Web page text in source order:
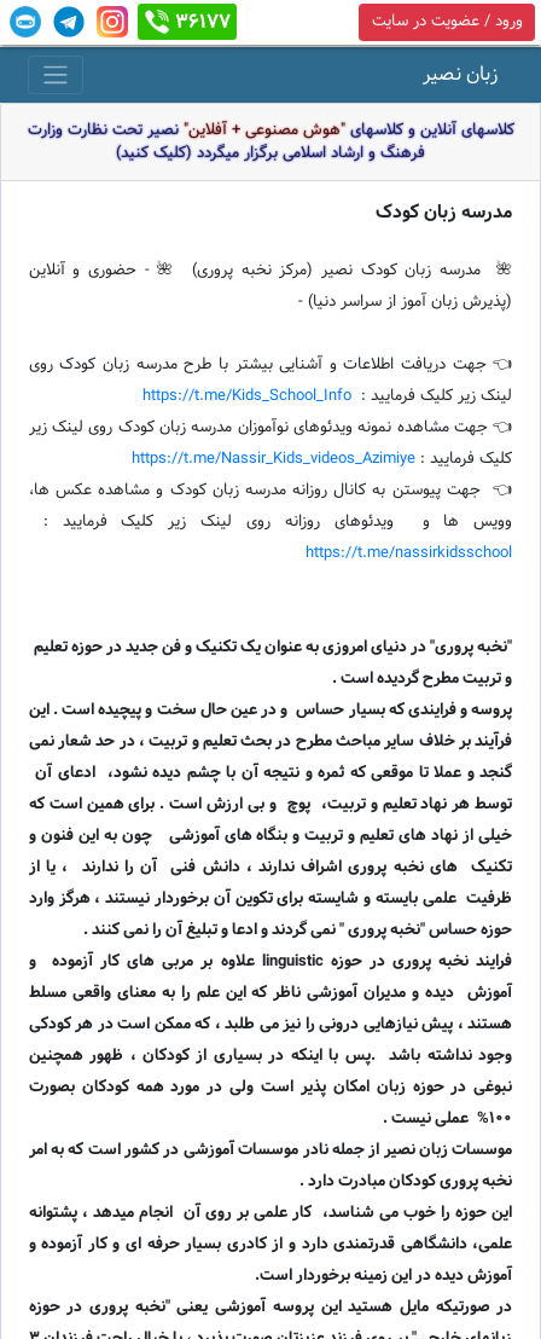
ورود / عضویت در سایت 36177
زبان نصیر
کلاسهای آنلاین و کلاسهای"هوش مصنوعی + آفلاین"نصیر تحت نظارت وزارت
فرهنگ و ارشاد اسلامی برگزار میگردد (کلیک کنید)
مدرسه زبان کودک
🌺 مدرسه زبان کودک نصیر (مرکز نخبه پروری) 🌺 - حضوری و آنلاین
(پذیرش زبان آموز از سراسر دنیا) -
👈 جهت دریافت اطلاعات و آشنایی بیشتر با طرح مدرسه زبان کودک روی
لینک زیر کلیک فرمایید : https://t.me/Kids_School_Info
👈 جهت مشاهده نمونه ویدئوهای نوآموزان مدرسه زبان کودک روی لینک زیر
کلیک فرمایید : https://t.me/Nassir_Kids_videos_Azimiye
👈 جهت پیوستن به کانال روزانه مدرسه زبان کودک و مشاهده عکس ها،
وویس ها و ویدئوهای روزانه روی لینک زیر کلیک فرمایید :
https://t.me/nassirkidsschool
"نخبه پروری" در دنیای امروزی به عنوان یک تکنیک و فن جدید در حوزه تعلیم
و تربیت مطرح گردیده است .
پروسه و فرایندی که بسیار حساس و در عین حال سخت و پیچیده است . این
فرآیند بر خلاف سایر مباحث مطرح در بحث تعلیم و تربیت ، در حد شعار نمی
گنجد و عملا تا موقعی که ثمره و نتیجه آن با چشم دیده نشود، ادعای آن
توسط هر نهاد تعلیم و تربیت، پوچ و بی ارزش است . برای همین است که
خیلی از نهاد های تعلیم و تربیت و بنگاه های آموزشی چون به این فنون و
تکنیک های نخبه پروری اشراف ندارند ، دانش فنی آن را ندارند ، یا از
ظرفیت علمی بایسته و شایسته برای تکوین آن برخوردار نیستند ، هرگز وارد
حوزه حساس "نخبه پروری " نمی گردند و ادعا و تبلیغ آن را نمی کنند .
فرایند نخبه پروری در حوزه linguistic علاوه بر مربی های کار آزموده و
آموزش دیده و مدیران آموزشی ناظر که این علم را به معنای واقعی مسلط
هستند ، پیش نیازهایی درونی را نیز می طلبد ، که ممکن است در هر کودکی
وجود نداشته باشد .پس با اینکه در بسیاری از کودکان ، ظهور همچنین
نبوغی در حوزه زبان امکان پذیر است ولی در مورد همه کودکان بصورت
۱۰۰% عملی نیست .
موسسات زبان نصیر از جمله نادر موسسات آموزشی در کشور است که به امر
نخبه پروری کودکان مبادرت دارد .
این حوزه را خوب می شناسد، کار علمی بر روی آن انجام میدهد ، پشتوانه
علمی، دانشگاهی قدرتمندی دارد و از کادری بسیار حرفه ای و کار آزموده و
آموزش دیده در این زمینه برخوردار است.
در صورتیکه مایل هستید این پروسه آموزشی یعنی "نخبه پروری در حوزه